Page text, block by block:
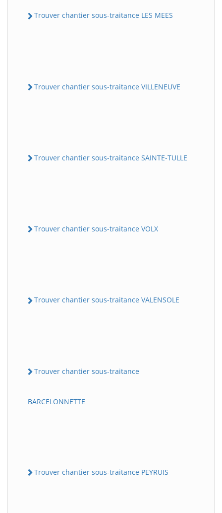
Trouver chantier sous-traitance LES MEES
Trouver chantier sous-traitance VILLENEUVE
Trouver chantier sous-traitance SAINTE-TULLE
Trouver chantier sous-traitance VOLX
Trouver chantier sous-traitance VALENSOLE
Trouver chantier sous-traitance
BARCELONNETTE
Trouver chantier sous-traitance PEYRUIS